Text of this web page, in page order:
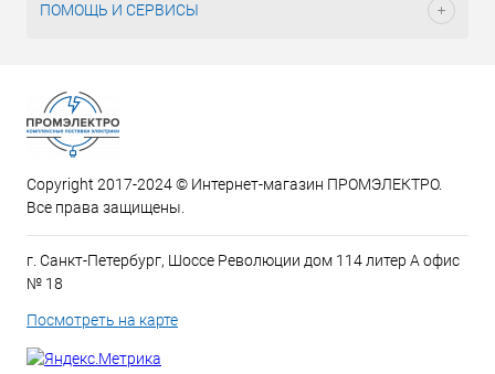
ПОМОЩЬ И СЕРВИСЫ
Copyright 2017-2024 © Интернет-магазин ПРОМЭЛЕКТРО.
Все права защищены.
г. Санкт-Петербург, Шоссе Революции дом 114 литер А офис
№ 18
Посмотреть на карте